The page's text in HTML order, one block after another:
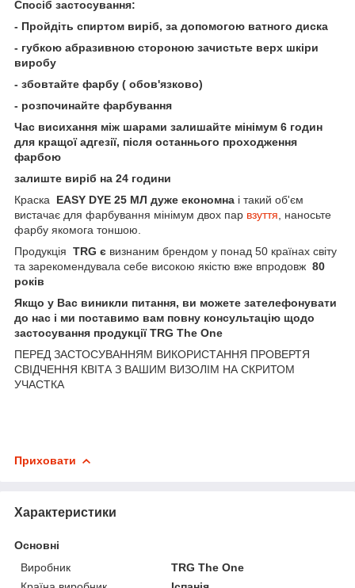
Спосіб застосування:
- Пройдіть спиртом виріб, за допомогою ватного диска
- губкою абразивною стороною зачистьте верх шкіри
виробу
- збовтайте фарбу ( обов'язково)
- розпочинайте фарбування
Час висихання між шарами залишайте мінімум 6 годин
для кращої адгезії, після останнього проходження
фарбою
залиште виріб на 24 години
Краска EASY DYE 25 МЛ дуже економна і такий об'єм
вистачає для фарбування мінімум двох пар взуття , наносьте
фарбу якомога тоншою.
Продукція TRG є визнаним брендом у понад 50 країнах світу
та зарекомендувала себе високою якістю вже впродовж 80
років
Якщо у Вас виникли питання, ви можете зателефонувати
до нас і ми поставимо вам повну консультацію щодо
застосування продукції TRG The One
ПЕРЕД ЗАСТОСУВАННЯМ ВИКОРИСТАННЯ ПРОВЕРТЯ
СВІДЧЕННЯ КВІТА З ВАШИМ ВИЗОЛІМ НА СКРИТОМ
УЧАСТКА
Приховати
Характеристики
Основні
Виробник
TRG The One